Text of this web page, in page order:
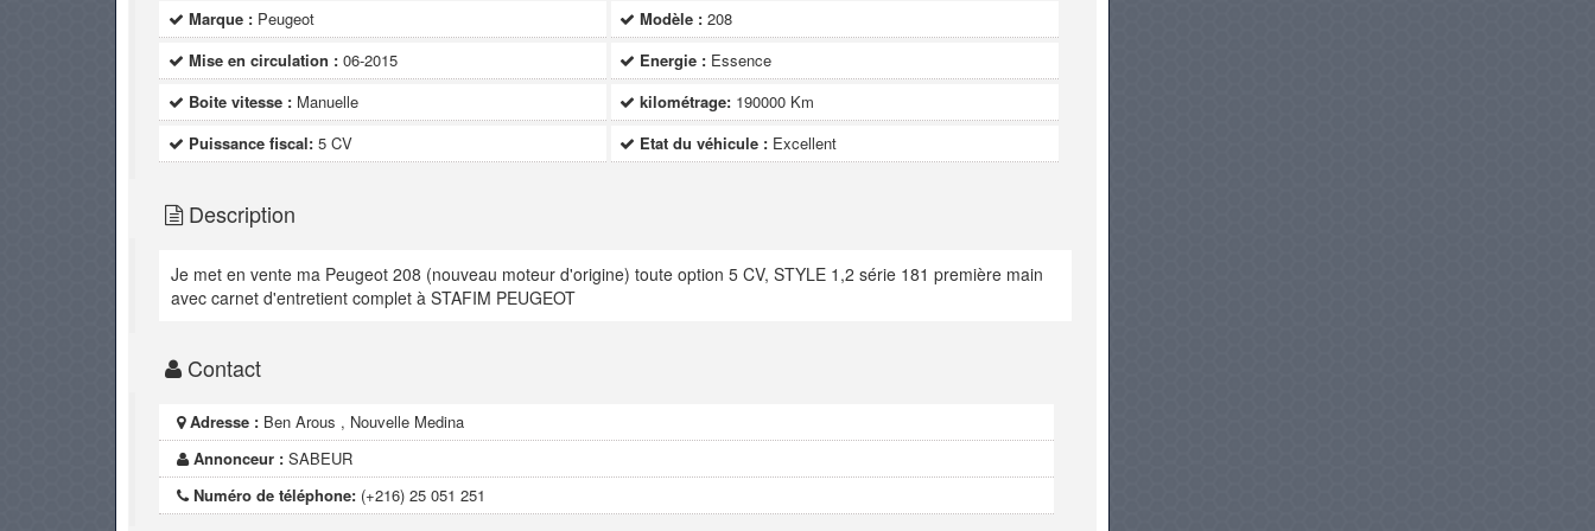
Marque : Peugeot Modèle : 208
Mise en circulation : 06-2015 Energie : Essence
Boite vitesse : Manuelle kilométrage: 190000 Km
Puissance fiscal: 5 CV Etat du véhicule : Excellent
Description
Je met en vente ma Peugeot 208 (nouveau moteur d'origine) toute option 5 CV, STYLE 1,2 série 181 première main
avec carnet d'entretient complet à STAFIM PEUGEOT
Contact
Adresse : Ben Arous , Nouvelle Medina
Annonceur : SABEUR
Numéro de téléphone: (+216) 25 051 251